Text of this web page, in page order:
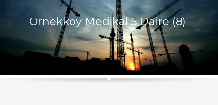
Ornekkoy Medikal 5 Daire (8)